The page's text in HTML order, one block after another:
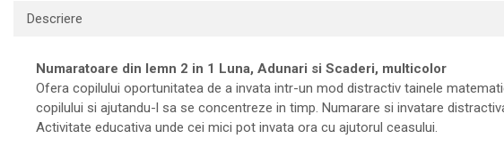
Descriere
Numaratoare din lemn 2 in 1 Luna, Adunari si Scaderi, multicolor
Ofera copilului oportunitatea de a invata intr-un mod distractiv tainele
copilului si ajutandu-l sa se concentreze in timp. Numarare si invatare
Activitate educativa unde cei mici pot invata ora cu ajutorul ceasului.